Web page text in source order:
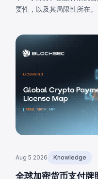
要性，以及其局限性所在。
Aug 5 2026 Knowledge
全球加密货币支付牌